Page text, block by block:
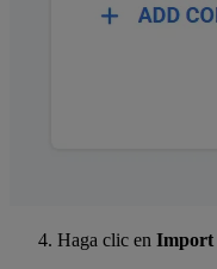
Haga clic en Import